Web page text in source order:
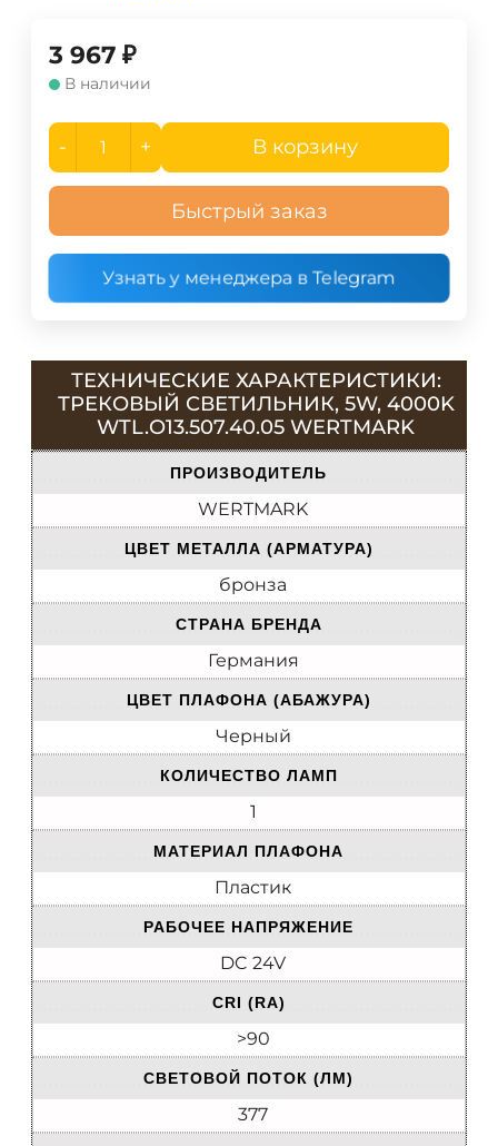
3 967 ₽
В наличии
- + В корзину
Быстрый заказ
Узнать у менеджера в Telegram
ТЕХНИЧЕСКИЕ ХАРАКТЕРИСТИКИ:
ТРЕКОВЫЙ СВЕТИЛЬНИК, 5W, 4000K
WTL.O13.507.40.05 WERTMARK
ПРОИЗВОДИТЕЛЬ
WERTMARK
ЦВЕТ МЕТАЛЛА (АРМАТУРА)
бронза
СТРАНА БРЕНДА
Германия
ЦВЕТ ПЛАФОНА (АБАЖУРА)
Черный
КОЛИЧЕСТВО ЛАМП
1
МАТЕРИАЛ ПЛАФОНА
Пластик
РАБОЧЕЕ НАПРЯЖЕНИЕ
DC 24V
CRI (RA)
>90
CВЕТОВОЙ ПОТОК (ЛМ)
377